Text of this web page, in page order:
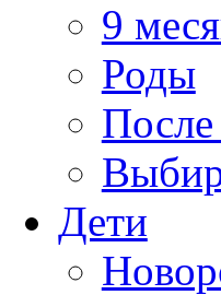
9
Роды
Дети